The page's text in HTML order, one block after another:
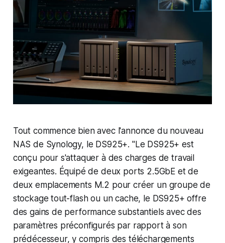
Tout commence bien avec l'annonce du nouveau
NAS de Synology, le DS925+. "Le DS925+ est
conçu pour s'attaquer à des charges de travail
exigeantes. Équipé de deux ports 2.5GbE et de
deux emplacements M.2 pour créer un groupe de
stockage tout-flash ou un cache, le DS925+ offre
des gains de performance substantiels avec des
paramètres préconfigurés par rapport à son
prédécesseur, y compris des téléchargements